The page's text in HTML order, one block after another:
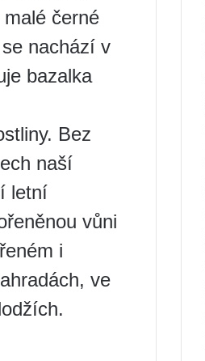
černé
nachází v
bazalka
Bez
naší
letní
vůni
i
ve